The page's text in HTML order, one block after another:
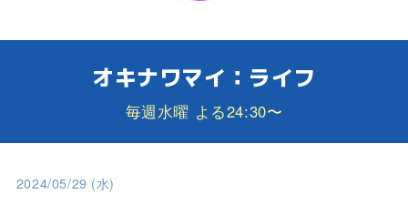
オキナワマイ：ライフ
毎週水曜 よる24:30〜
2024/05/29 (水)